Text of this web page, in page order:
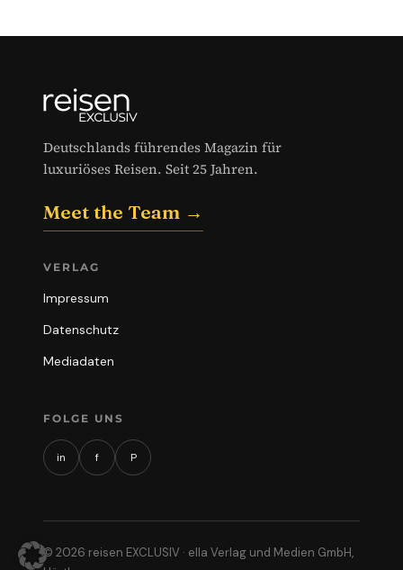
Deutschlands führendes Magazin für
luxuriöses Reisen. Seit 25 Jahren.
Meet the Team →
VERLAG
Impressum
Datenschutz
Mediadaten
FOLGE UNS
in f P
© 2026 reisen EXCLUSIV · ella Verlag und Medien GmbH,